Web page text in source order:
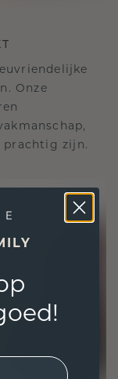
Onze
prachtig zijn.